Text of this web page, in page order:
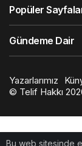
Bu web sitesinde
Popüler
Gündeme Dair
Yazarlarımız
© Telif Hakkı